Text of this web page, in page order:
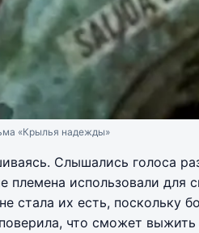
«Крылья надежды»
Слышались голоса
племена использовали для
стала их есть, поскольку
что сможет